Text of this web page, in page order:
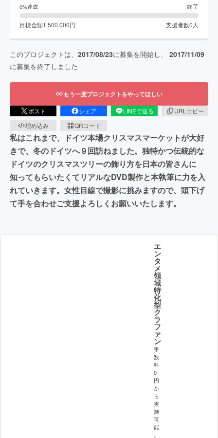
0%達成 終了
目標金額1,500,000円 支援者数0 人
このプロジェクトは、 2017/08/23に募集を開始し、 2017/11/09
に募集を終了しました
もう一度プロジェクトをやってほしい
ポスト シェア LINEで送る
URLコピー
埋め込み
QRコード
私はこれまで、ドイツ本場クリスマスマーケットが大好
きで、冬のドイツへ９回訪ねました。独特かつ伝統的な
ドイツのクリスマスツリーの飾り方を日本の皆さんに
知ってもらいたくてリアルなDVD製作と本執筆に力を入
れていきます。女性目線で撮影に挑みますので、頭下げ
て手を合わせご支援よろしくお願いいたします。
エ
ン
タ
メ
領
域
特
化
型
ク
ラ
フ
ァ
ン
手
数
料
0
円
か
ら
実
施
可
能